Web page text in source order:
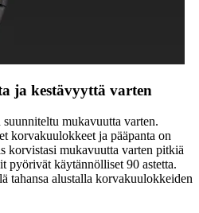
ja kestävyyttä varten
mukavuutta varten.
korvakuulokkeet ja pääpanta on
korvistasi mukavuutta varten pitkiä
pyörivät käytännölliset 90 astetta.
tahansa alustalla korvakuulokkeiden